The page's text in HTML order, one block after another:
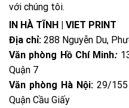
với chúng tôi.
IN HÀ TĨNH | VIET PRINT
Địa chỉ: 288 Nguyễn Du,
Văn phòng Hồ Chí Minh:
Quận 7
Văn phòng Hà Nội:29/155
Quận Cầu Giấy